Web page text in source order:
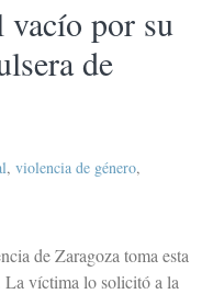
vacío por su
de
, violencia de género,
de Zaragoza toma esta
La víctima lo solicitó a la